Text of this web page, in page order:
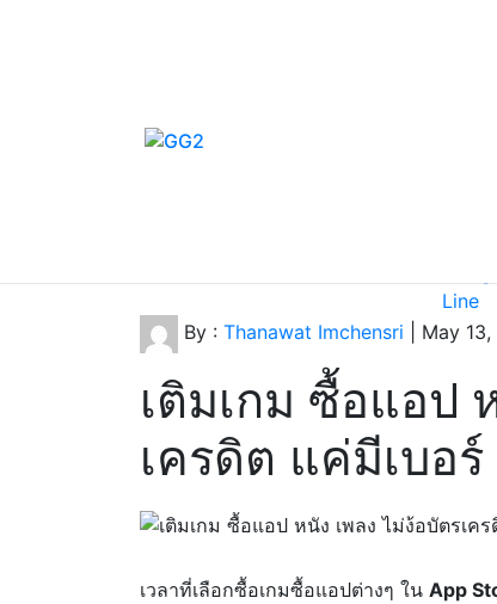
Home
Line
By : Thanawat Imchensri | May
เติมเกม ซื้อแอป
เครดิต แค่มีเบอ
เวลาที่เลือกซื้อเกมซื้อแอปต่างๆ ใน App